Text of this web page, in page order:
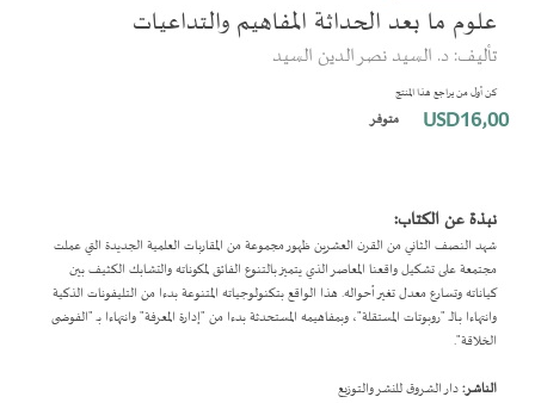
علوم ما بعد الحداثة المفاهيم والتداعيات
تأليف: د. السيد نصر الدين السيد
كن أول من يراجع هذا المنتج
USD16٫00 متوفر
نبذة عن الكتاب:
شهد النصف الثاني من القرن العشرين ظهور مجموعة من المقاربات العلمية الجديدة التي عملت
مجتمعة على تشكيل واقعنا المعاصر الذي يتميز بالتنوع الفائق لمكوناته والتشابك الكثيف بين
كياناته وتسارع معدل تغير أحواله. هذا الواقع بتكنولوجياته المتنوعة بدءا من التليفونات الذكية
وانتهاءا بـالـ "روبوتات المستقلة"، وبمفاهيمه المستحدثة بدءا من "إدارة المعرفة" وانتهاءا بـ "الفوضى
الخلاقة".
الناشر:دار الشروق للنشر والتوزيع
تخطي
إلى
بداية
معرض
الصور